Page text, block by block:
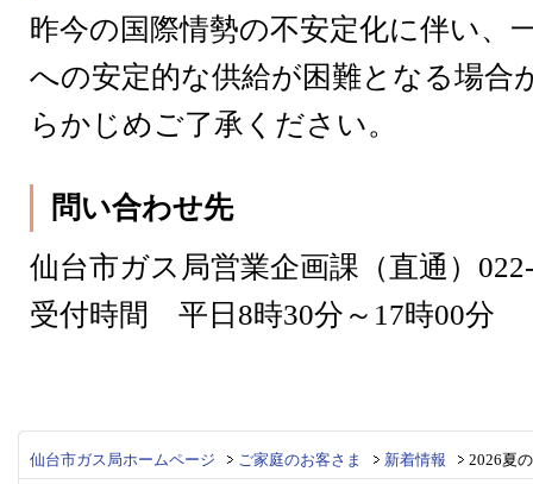
昨今の国際情勢の不安定化に伴い、
への安定的な供給が困難となる場合
らかじめご了承ください。
問い合わせ先
仙台市ガス局営業企画課（直通）
受付時間 平日8時30分～17時00分
仙台市ガス局ホームページ ご家庭のお客さま 新着情報 2026夏